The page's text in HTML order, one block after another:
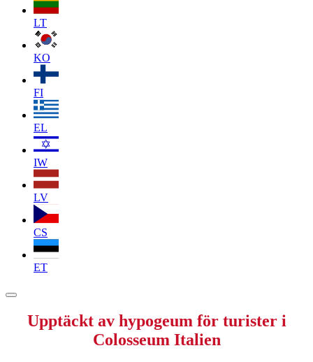
LT
KO
FI
EL
IW
LV
CS
ET
Upptäckt av hypogeum för turister i
Colosseum Italien